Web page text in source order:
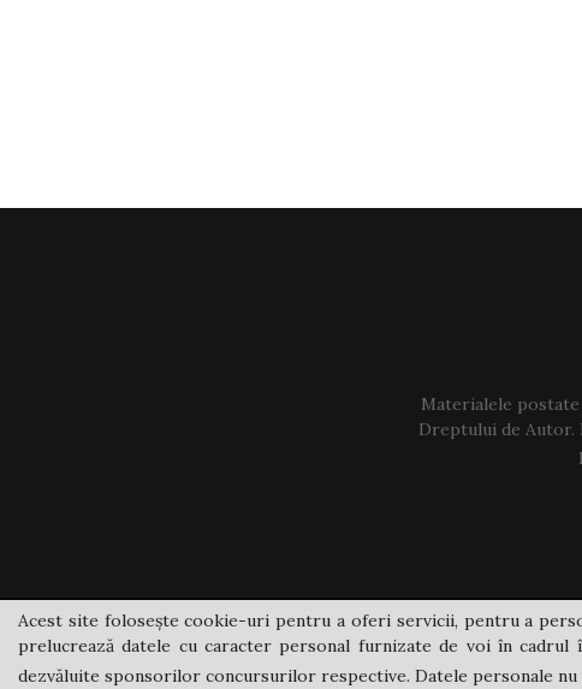
Materialele
Dreptului de Autor.
Acest site folosește cookie-uri pentru a oferi servicii, pentru a
prelucrează datele cu caracter personal furnizate de voi în
dezvăluite sponsorilor concursurilor respective. Datele personale